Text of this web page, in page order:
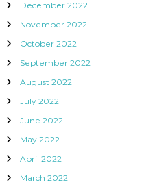
December 2022
November 2022
October 2022
September 2022
August 2022
July 2022
June 2022
May 2022
April 2022
March 2022